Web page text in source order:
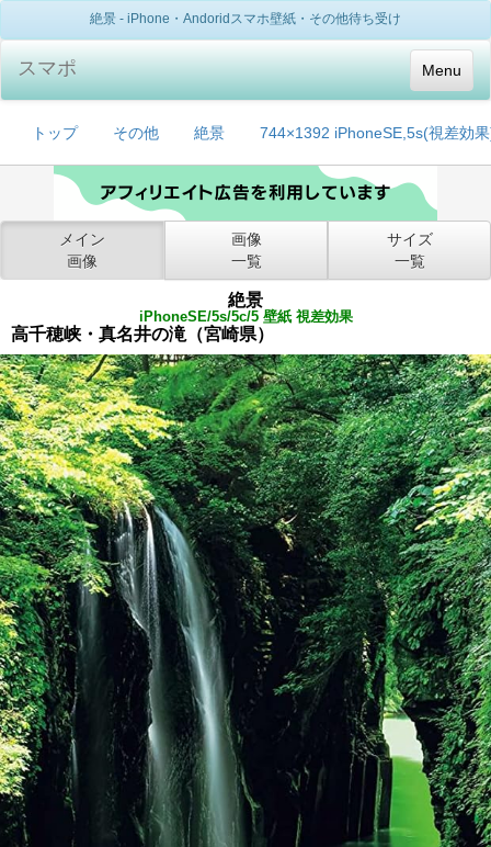
絶景 - iPhone・Andoridスマホ壁紙・その他待ち受け
Menu
スマポ
トップ その他 絶景 744×1392 iPhoneSE,5s(視差効
メイン
画像
画像
一覧
サイズ
一覧
絶景
iPhoneSE/5s/5c/5 壁紙 視差効果
高千穂峡・真名井の滝（宮崎県）